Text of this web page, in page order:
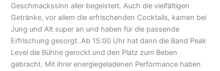
Geschmackssinn aller begeistert. Auch die vielfältigen
Getränke, vor allem die erfrischenden Cocktails, kamen bei
Jung und Alt super an und haben für die passende
Erfrischung gesorgt. Ab 15:00 Uhr hat dann die Band Peak
Level die Bühne gerockt und den Platz zum Beben
gebracht. Mit ihrer energiegeladenen Performance haben